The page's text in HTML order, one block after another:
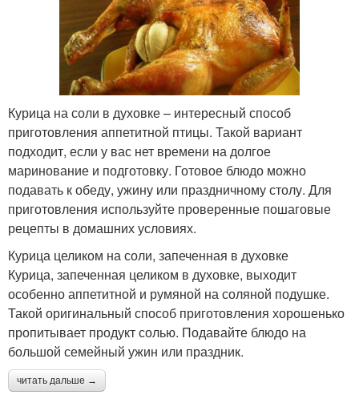
Курица на соли в духовке – интересный способ
приготовления аппетитной птицы. Такой вариант
подходит, если у вас нет времени на долгое
маринование и подготовку. Готовое блюдо можно
подавать к обеду, ужину или праздничному столу. Для
приготовления используйте проверенные пошаговые
рецепты в домашних условиях.
Курица целиком на соли, запеченная в духовке
Курица, запеченная целиком в духовке, выходит
особенно аппетитной и румяной на соляной подушке.
Такой оригинальный способ приготовления хорошенько
пропитывает продукт солью. Подавайте блюдо на
большой семейный ужин или праздник.
читать дальше →